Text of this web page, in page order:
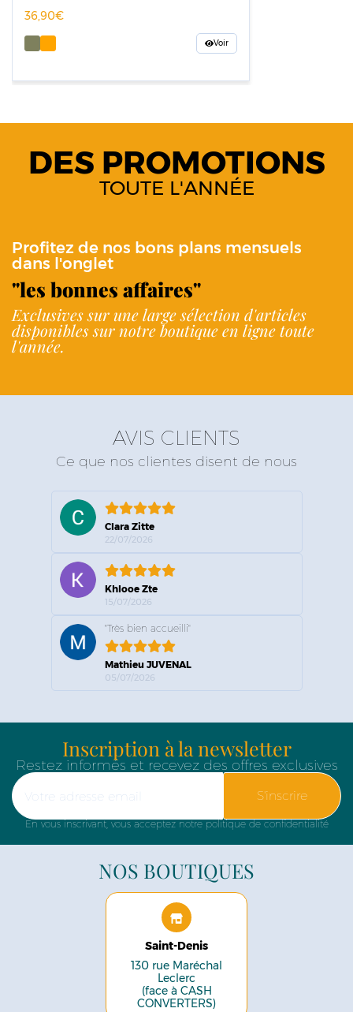
36,90
Voir
DES PROMOTIONS
TOUTE L'ANNÉE
Profitez de nos bons plans mensuels
dans l'onglet
"les bonnes affaires"
Exclusives sur une large sélection d'articles
disponibles sur notre boutique en ligne toute
l'année.
AVIS CLIENTS
Ce que nos clientes disent de nous
Clara Zitte
22/07/2026
Khlooe Zte
15/07/2026
"Très bien accueilli"
Mathieu JUVENAL
05/07/2026
Inscription à la newsletter
Restez informés et recevez des offres exclusives
S'inscrire
En vous inscrivant, vous acceptez notre politique de confidentialité
NOS BOUTIQUES
Saint-Denis
130 rue Maréchal
Leclerc
(face à CASH
CONVERTERS)